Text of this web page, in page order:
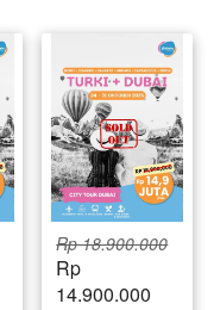
Rp 18.900.000
Rp
14.900.000